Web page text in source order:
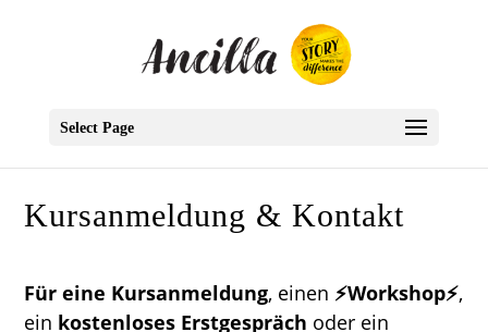
Select Page
Kursanmeldung & Kontakt
Für eine Kursanmeldung, einen ⚡Workshop⚡,
ein kostenloses Erstgespräch oder ein